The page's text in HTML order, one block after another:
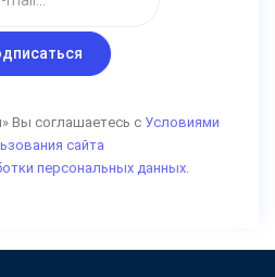
Вы соглашаетесь с Условиями
сайта
персональных данных.